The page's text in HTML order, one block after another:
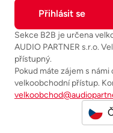
Sekce B2B je určena
AUDIO PARTNER s.r.o.
přístupný.
Pokud máte zájem s
velkoobchodní přístup.